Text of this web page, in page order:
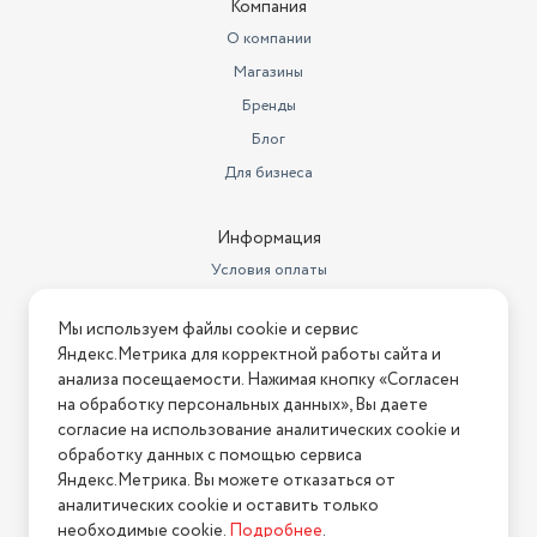
7.02
0.26
0.15
Системы защиты
Защита от перегрева
Максимальная площадь
помещения
20
Ширина (см)
17
Максимальная площадь
обогрева
20
Компания
О компании
Магазины
Бренды
Блог
Для бизнеса
Информация
Условия оплаты
Условия возврата
Нашли ошибку на сайте? Напишите нам
2026 © Интернет-магазин "АстМаркет". У нас есть всё!
Политика конфиденциальности
Мы используем файлы cookie и сервис
Яндекс.Метрика для корректной работы сайта и
анализа посещаемости. Нажимая кнопку «Согласен
на обработку персональных данных», Вы даете
согласие на использование аналитических cookie и
обработку данных с помощью сервиса
Яндекс.Метрика. Вы можете отказаться от
аналитических cookie и оставить только
необходимые cookie. Подробнее.